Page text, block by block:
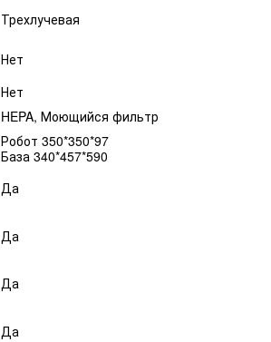
Трехлучевая
Нет
Нет
HEPA, Моющийся фильтр
Робот 350*350*97
База 340*457*590
Да
Да
Да
Да